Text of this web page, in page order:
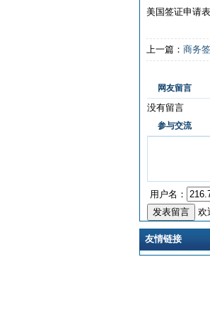
美国签证申
上一篇： 商务
网友留言
没有留言
参与交流
用户名：
欢
友情链接